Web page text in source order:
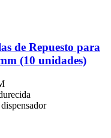
de Repuesto para
(10 unidades)